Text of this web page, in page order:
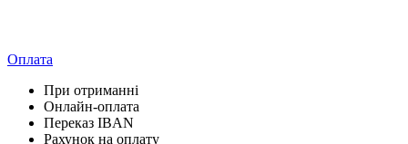
Оплата
При отриманні
Онлайн-оплата
Переказ IBAN
Рахунок на оплату